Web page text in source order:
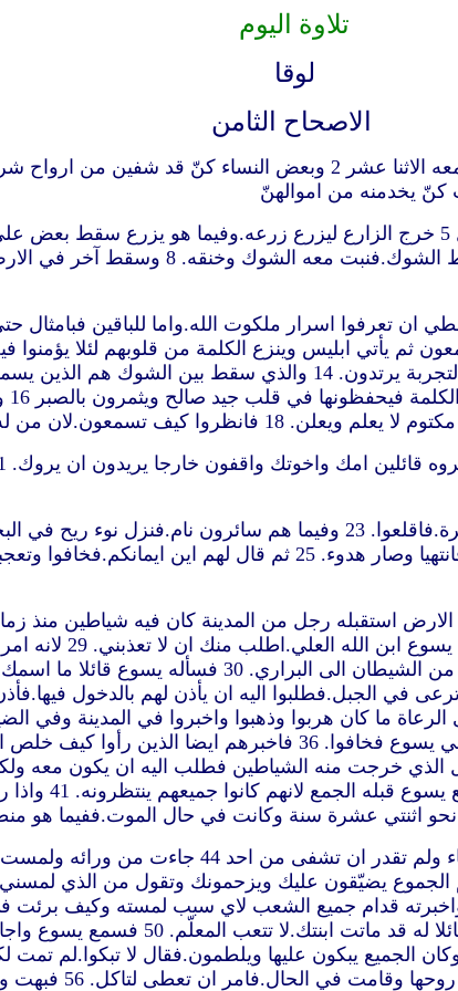
تلاوة اليوم
لوقا
الاصحاح الثامن
“1 وعلى اثر ذلك كان يسير في مدينة وقرية يكرز ويبشر بملكوت الله ومعه
على الصخر فلما نبت جف لانه لم تكن له
يقبلون الكلمة بفرح.وهؤلاء ليس لهم اصل فيؤمنون الى حين وفي وقت
وايقظوه قائلين يا معلّم يا معلّم اننا نهلك.فقام وانتهر الريح وتموّج الماء
التي هي مقابل الجليل. 27 ولما خرج الى الارض استقبله رجل من
القبور. 28 فلما رأى
الله بك.فمضى